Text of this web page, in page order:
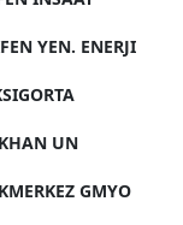
YEN. ENERJI
UN
GMYO